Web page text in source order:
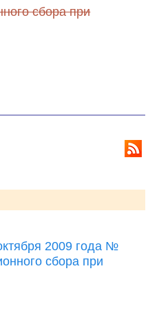
сбора при
2009 года №
сбора при